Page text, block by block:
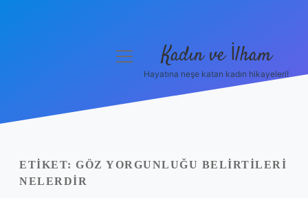
Yasal Uyarı
menüyü
Kadın ve İlham
Hayatına neşe katan kadın hikayeleri!
ETIKET: GÖZ YORGUNLUĞU BELIRTILERI
NELERDIR